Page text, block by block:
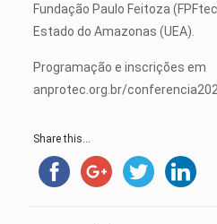
Fundação Paulo Feitoza
Estado do Amazonas (UEA).
Programação e inscrições em
anprotec.org.br/
Share this...